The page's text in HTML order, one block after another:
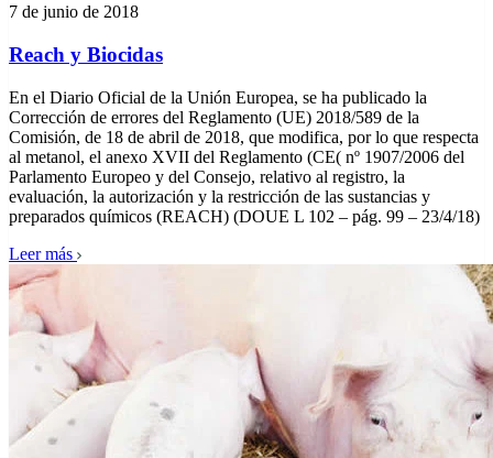
7 de junio de 2018
Reach y Biocidas
En el Diario Oficial de la Unión Europea, se ha publicado la
Corrección de errores del Reglamento (UE) 2018/589 de la
Comisión, de 18 de abril de 2018, que modifica, por lo que respecta
al metanol, el anexo XVII del Reglamento (CE( nº 1907/2006 del
Parlamento Europeo y del Consejo, relativo al registro, la
evaluación, la autorización y la restricción de las sustancias y
preparados químicos (REACH) (DOUE L 102 – pág. 99 – 23/4/18)
Leer más